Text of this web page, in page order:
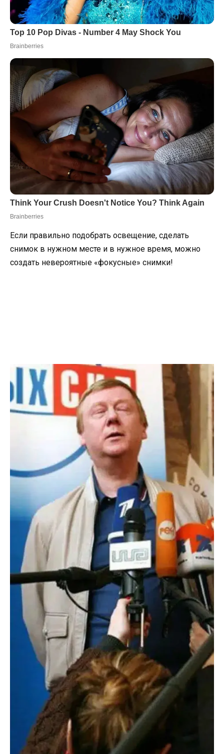
Если правильно подобрать освещение, сделать
снимок в нужном месте и в нужное время, можно
создать невероятные «фокусные» снимки!